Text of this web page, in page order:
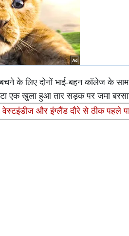
के लिए दोनों भाई-बहन कॉलेज के
एक खुला हुआ तार सड़क पर जमा
और इंग्लैंड दौरे से ठीक पहले